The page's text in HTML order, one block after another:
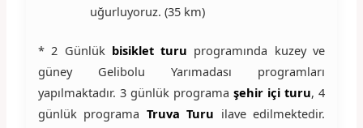
uğurluyoruz. (35 km)
* 2 Günlük bisiklet turu programında kuzey ve
güney Gelibolu Yarımadası programları
yapılmaktadır. 3 günlük programaşehir içi turu, 4
günlük programa Truva Turu ilave edilmektedir.